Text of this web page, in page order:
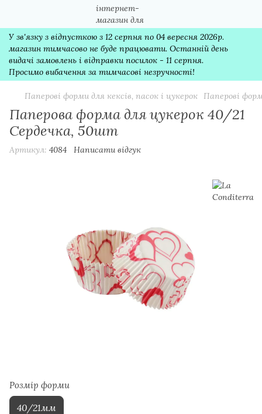
У зв'язку з відпусткою з 12 серпня по 04 вересня 2026р.
магазин тимчасово не буде працювати. Останній день
видачі замовлень і відправки посилок - 11 серпня.
Просимо вибачення за тимчасові незручності!
Паперові форми для кексів, пасок і цукерок Паперові
Паперова форма для цукерок 40/21
Сердечка, 50шт
Артикул: 4084 Написати відгук
Розмір форми
40/21мм